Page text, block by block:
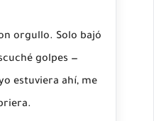
orgullo. Solo bajó
golpes —
estuviera ahí, me